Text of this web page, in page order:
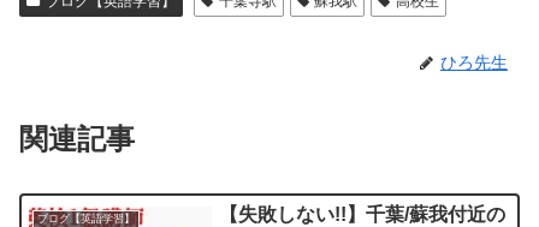
ひろ先生
関連記事
ブログ【英語学習】
【失敗しない!!】千葉/蘇我付近の